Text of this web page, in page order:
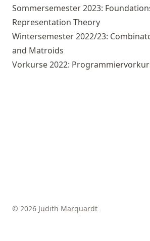
Sommersemester 2023:
Representation Theory
Wintersemester 2022/23:
and Matroids
Vorkurse 2022:
© 2026 Judith Marquardt